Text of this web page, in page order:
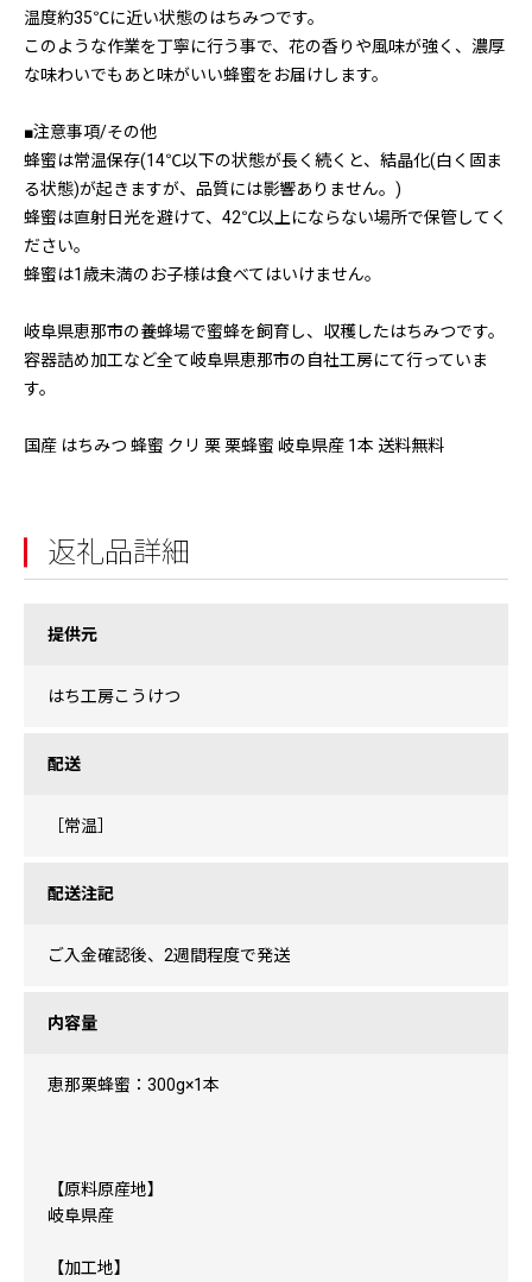
温度約35℃に近い状態のはちみつです。
このような作業を丁寧に行う事で、花の香りや風味が強く、濃厚
な味わいでもあと味がいい蜂蜜をお届けします。
■注意事項/その他
蜂蜜は常温保存(14℃以下の状態が長く続くと、結晶化(白く固ま
る状態)が起きますが、品質には影響ありません。)
蜂蜜は直射日光を避けて、42℃以上にならない場所で保管してく
ださい。
蜂蜜は1歳未満のお子様は食べてはいけません。
岐阜県恵那市の養蜂場で蜜蜂を飼育し、収穫したはちみつです。
容器詰め加工など全て岐阜県恵那市の自社工房にて行っていま
す。
国産 はちみつ 蜂蜜 クリ 栗 栗蜂蜜 岐阜県産 1本 送料無料
返礼品詳細
提供元
はち工房こうけつ
配送
［常温］
配送注記
ご入金確認後、2週間程度で発送
内容量
恵那栗蜂蜜：300g×1本
【原料原産地】
岐阜県産
【加工地】